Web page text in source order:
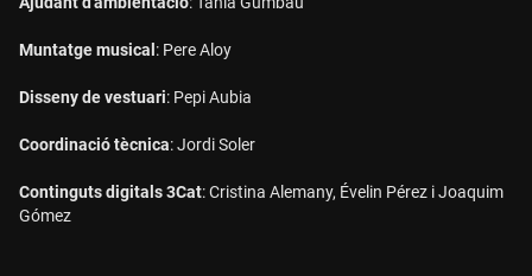
Muntatge musical : Pere Aloy
Disseny de vestuari: Pepi Aubia
Coordinació tècnica: Jordi Soler
Continguts digitals 3Cat: Cristina Alemany, Évelin Pérez i Joaquim
Gómez